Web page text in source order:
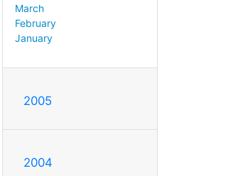
March
February
January
2005
2004